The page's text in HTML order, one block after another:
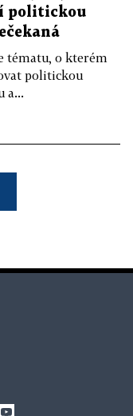
politickou
tématu, o kterém
politickou
a...